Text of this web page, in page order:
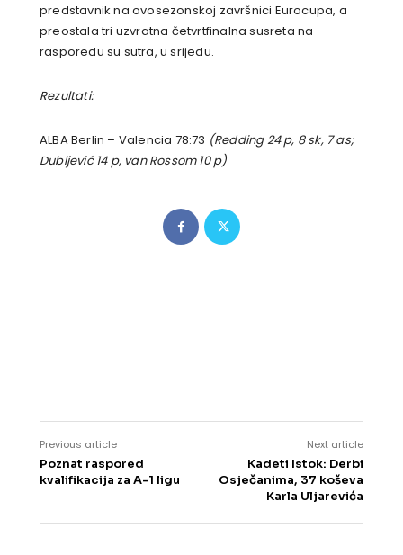
predstavnik na ovosezonskoj završnici Eurocupa, a
preostala tri uzvratna četvrtfinalna susreta na
rasporedu su sutra, u srijedu.
Rezultati:
ALBA Berlin – Valencia 78:73 (Redding 24 p, 8 sk, 7 as;
Dubljević 14 p, van Rossom 10 p)
Previous article
Poznat raspored
kvalifikacija za A-1 ligu
Next article
Kadeti Istok: Derbi
Osječanima, 37 koševa
Karla Uljarevića